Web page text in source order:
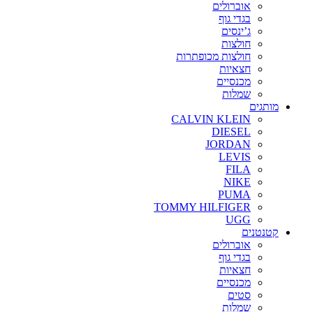
אוברולים
בגדי גוף
ג’ינסים
חולצות
חולצות מכופתרות
חצאיות
מכנסיים
שמלות
מותגים
CALVIN KLEIN
DIESEL
JORDAN
LEVIS
FILA
NIKE
PUMA
TOMMY HILFIGER
UGG
קטנטנים
אוברולים
בגדי גוף
חצאיות
מכנסיים
סטים
שמלות